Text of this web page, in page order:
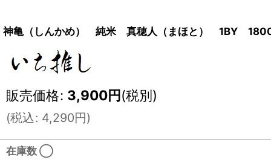
神亀（しんかめ） 純米 真穂人（まほと） 1BY
販売価格: 3,900円(税別)
(税込: 4,290円)
在庫数 ◯